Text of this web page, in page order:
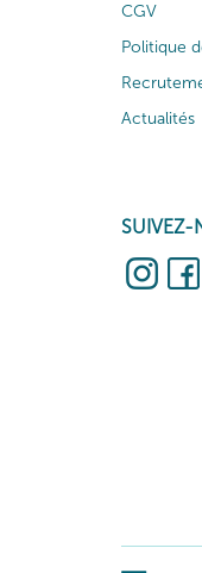
CGV
Politique
Actualités
SUIVEZ-